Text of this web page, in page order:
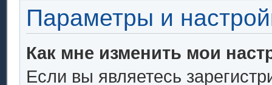
Параметры и
Как мне изменить мои
Если вы являетесь